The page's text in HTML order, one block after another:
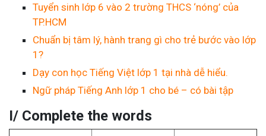
Tuyển sinh lớp 6 vào 2 trường THCS ‘nóng’ của
TP.HCM
Chuẩn bị tâm lý, hành trang gì cho trẻ bước vào lớp
1?
Dạy con học Tiếng Việt lớp 1 tại nhà dễ hiểu.
Ngữ pháp Tiếng Anh lớp 1 cho bé – có bài tập
I/ Complete the words